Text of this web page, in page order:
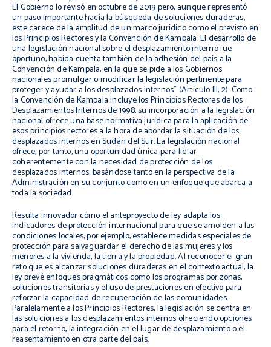
El Gobierno lo revisó en octubre de 2019 pero, aunque representó
un paso importante hacia la búsqueda de soluciones duraderas,
este carece de la amplitud de un marco jurídico como el previsto en
los Principios Rectores y la Convención de Kampala. El desarrollo de
una legislación nacional sobre el desplazamiento interno fue
oportuno, habida cuenta también de la adhesión del país a la
Convención de Kampala, en la que se pide a los Gobiernos
nacionales promulgar o modificar la legislación pertinente para
proteger y ayudar a los desplazados internos” (Artículo III, 2). Como
la Convención de Kampala incluye los Principios Rectores de los
Desplazamientos Internos de 1998, su incorporación a la legislación
nacional ofrece una base normativa jurídica para la aplicación de
esos principios rectores a la hora de abordar la situación de los
desplazados internos en Sudán del Sur. La legislación nacional
ofrece, por tanto, una oportunidad única para lidiar
coherentemente con la necesidad de protección de los
desplazados internos, basándose tanto en la perspectiva de la
Administración en su conjunto como en un enfoque que abarca a
toda la sociedad.
Resulta innovador cómo el anteproyecto de ley adapta los
indicadores de protección internacional para que se amolden a las
condiciones locales; por ejemplo, establece medidas especiales de
protección para salvaguardar el derecho de las mujeres y los
menores a la vivienda, la tierra y la propiedad. Al reconocer el gran
reto que es alcanzar soluciones duraderas en el contexto actual, la
ley prevé enfoques pragmáticos como los programas por zonas,
soluciones transitorias y el uso de prestaciones en efectivo para
reforzar la capacidad de recuperación de las comunidades.
Paralelamente a los Principios Rectores, la legislación se centra en
las soluciones a los desplazamientos internos ofreciendo opciones
para el retorno, la integración en el lugar de desplazamiento o el
reasentamiento en otra parte del país.